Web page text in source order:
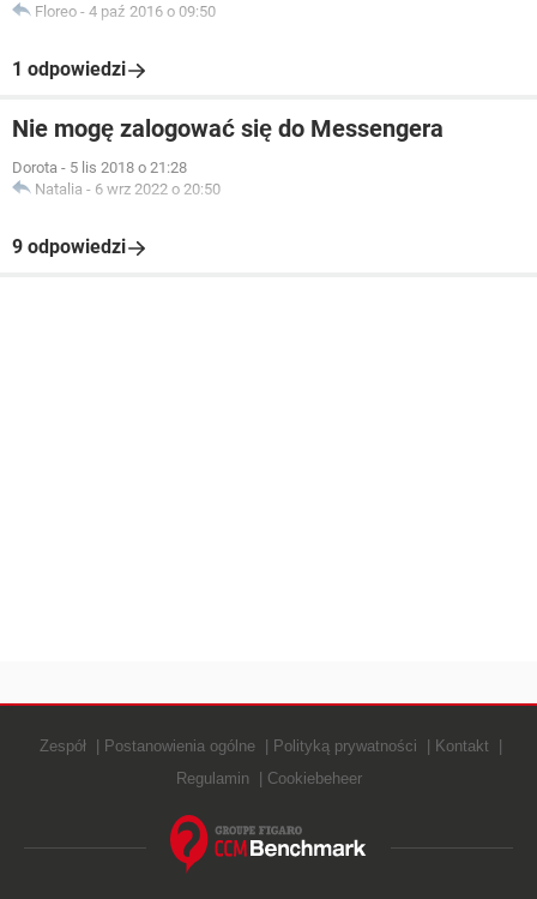
Floreo - 4 paź 2016 o 09:50
1 odpowiedzi
Nie mogę zalogować się do Messengera
Dorota - 5 lis 2018 o 21:28
Natalia - 6 wrz 2022 o 20:50
9 odpowiedzi
Zespół Postanowienia ogólne Polityką prywatności
Kontakt
Regulamin
Cookiebeheer